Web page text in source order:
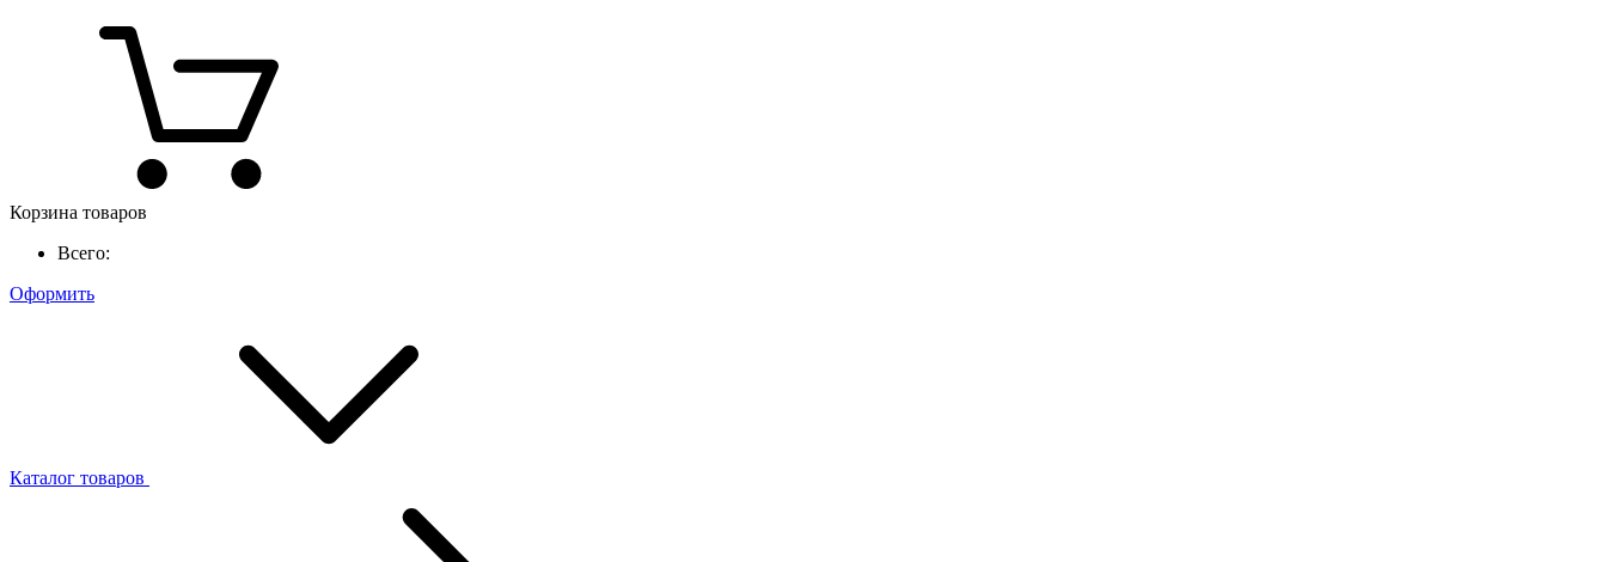
Корзина товаров
Всего:
Оформить
Каталог товаров